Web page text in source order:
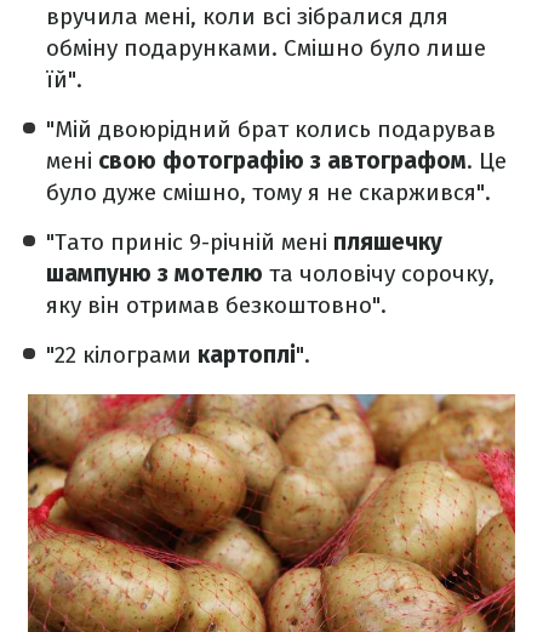
вручила мені, коли всі зібралися для
обміну подарунками. Смішно було лише
їй".
"Мій двоюрідний брат колись подарував
мені свою фотографію з автографом. Це
було дуже смішно, тому я не скаржився".
"Тато приніс 9-річній мені пляшечку
шампуню з мотелю та чоловічу сорочку,
яку він отримав безкоштовно".
"22 кілограми картоплі".